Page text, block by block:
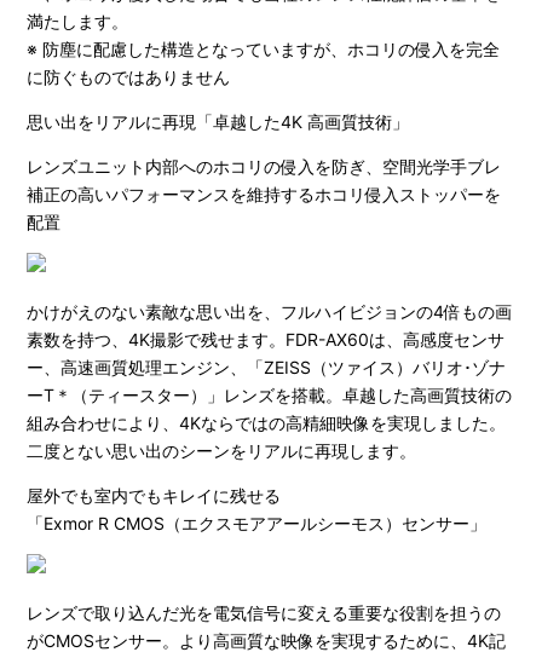
満たします。
※ 防塵に配慮した構造となっていますが、ホコリの侵入を完全
に防ぐものではありません
思い出をリアルに再現「卓越した4K 高画質技術」
レンズユニット内部へのホコリの侵入を防ぎ、空間光学手ブレ
補正の高いパフォーマンスを維持するホコリ侵入ストッパーを
配置
かけがえのない素敵な思い出を、フルハイビジョンの4倍もの画
素数を持つ、4K撮影で残せます。FDR-AX60は、高感度センサ
ー、高速画質処理エンジン、「ZEISS（ツァイス）バリオ･ゾナ
ーT＊（ティースター）」レンズを搭載。卓越した高画質技術の
組み合わせにより、4Kならではの高精細映像を実現しました。
二度とない思い出のシーンをリアルに再現します。
屋外でも室内でもキレイに残せる
「Exmor R CMOS（エクスモアアールシーモス）センサー」
レンズで取り込んだ光を電気信号に変える重要な役割を担うの
がCMOSセンサー。より高画質な映像を実現するために、4K記